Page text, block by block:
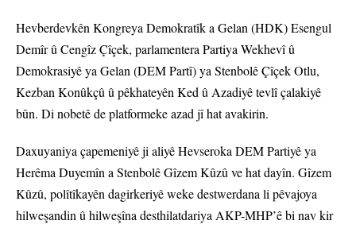
Hevberdevkên Kongreya Demokratîk a Gelan (HDK) Esengul
Demîr û Cengîz Çîçek, parlamentera Partiya Wekhevî û
Demokrasiyê ya Gelan (DEM Partî) ya Stenbolê Çîçek Otlu,
Kezban Konûkçû û pêkhateyên Ked û Azadiyê tevlî çalakiyê
bûn. Di nobetê de platformeke azad jî hat avakirin.
Daxuyaniya çapemeniyê ji aliyê Hevseroka DEM Partiyê ya
Herêma Duyemîn a Stenbolê Gîzem Kûzû ve hat dayîn. Gîzem
Kûzû, polîtîkayên dagirkeriyê weke destwerdana li pêvajoya
hilweşandin û hilweşîna desthilatdariya AKP-MHP’ê bi nav kir